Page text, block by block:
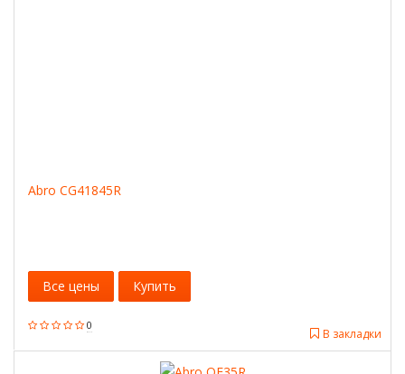
Abro CG41845R
0
В закладки
Все цены Купить